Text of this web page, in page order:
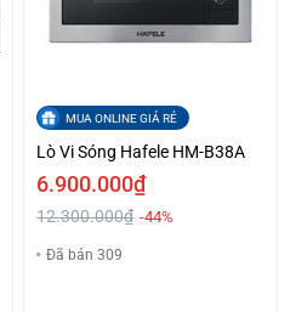
MUA ONLINE GIÁ RẺ
Lò Vi Sóng Hafele HM-B38A
6.900.000₫
12.300.000₫ -44%
Đã bán 309